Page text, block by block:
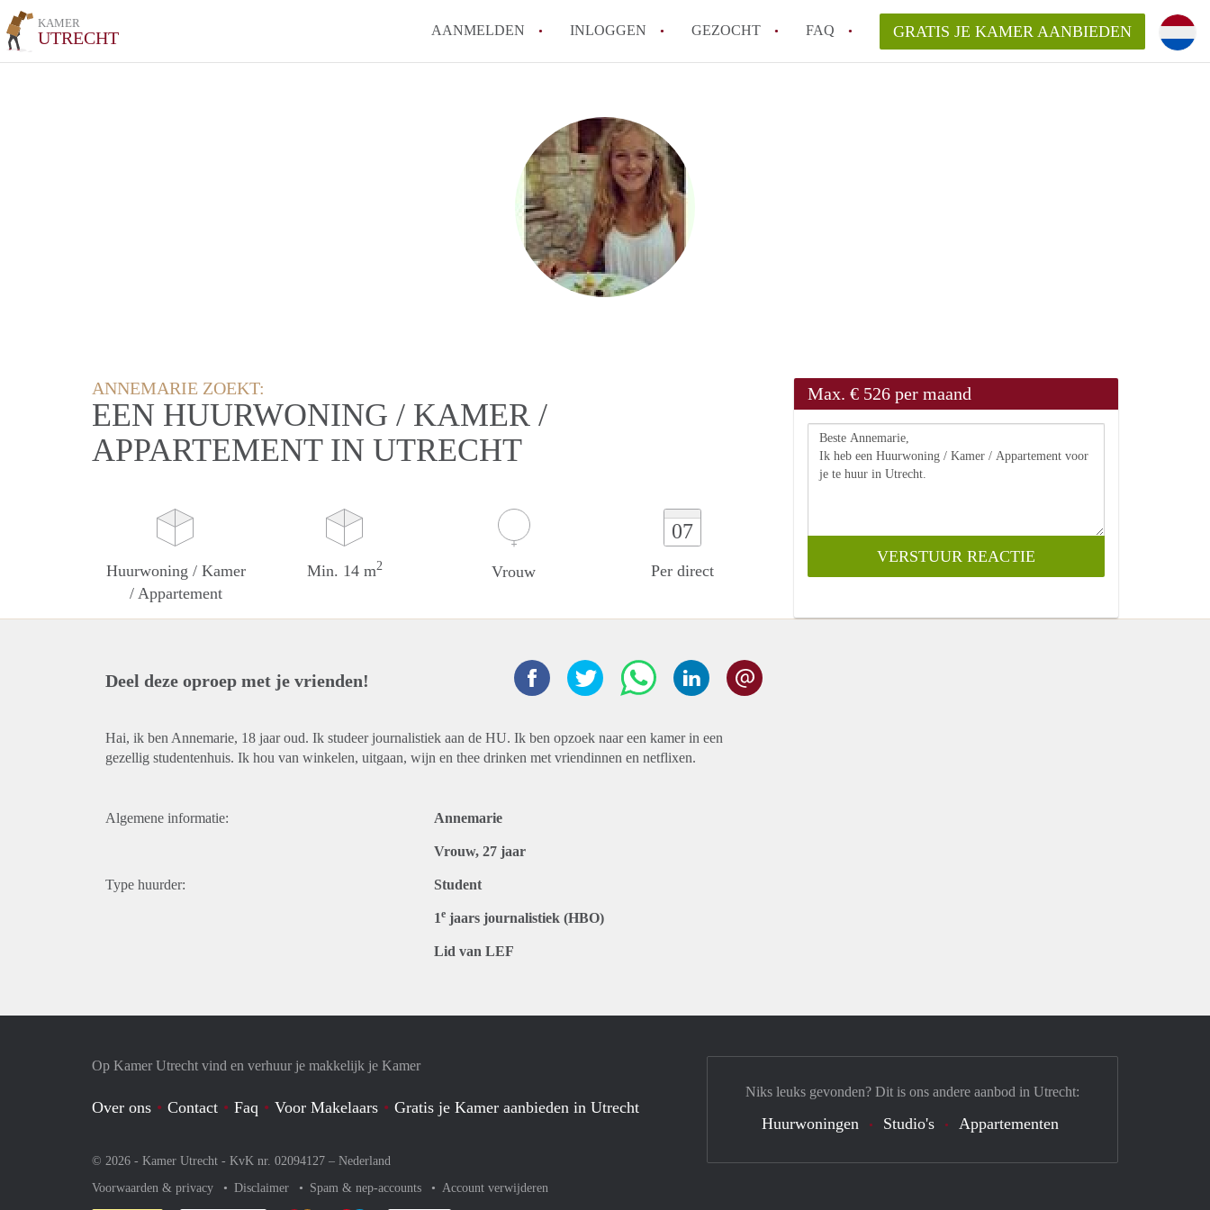
KAMER
UTRECHT AANMELDEN INLOGGEN GEZOCHT FAQ
Tips: om in Utrecht een kamer te vinden!
Hoe werkt Kamers Utrecht
How to translate KamersUtrecht!
Alle veelgestelde vragen
GRATIS JE KAMER AANBIEDEN
ANNEMARIE ZOEKT:
EEN HUURWONING / KAMER /
APPARTEMENT IN UTRECHT
Huurwoning / Kamer
/ Appartement
Min. 14 m2 Vrouw
07
Per direct
Max. € 526 per maand
Deel deze oproep met je vrienden!
Hai, ik ben Annemarie, 18 jaar oud. Ik studeer journalistiek aan de HU. Ik ben opzoek naar een kamer in een
gezellig studentenhuis. Ik hou van winkelen, uitgaan, wijn en thee drinken met vriendinnen en netflixen.
Algemene informatie: Annemarie
Vrouw, 27 jaar
Type huurder: Student
1e jaars journalistiek (HBO)
Lid van LEF
Op Kamer Utrecht vind en verhuur je makkelijk je Kamer
Over ons Contact Faq Voor Makelaars Gratis je Kamer aanbieden in Utrecht
© 2026 - Kamer Utrecht - KvK nr. 02094127 – Nederland
Voorwaarden & privacy
Disclaimer Spam & nep-accounts Account verwijderen
Niks leuks gevonden? Dit is ons andere aanbod in Utrecht:
Huurwoningen Studio's Appartementen